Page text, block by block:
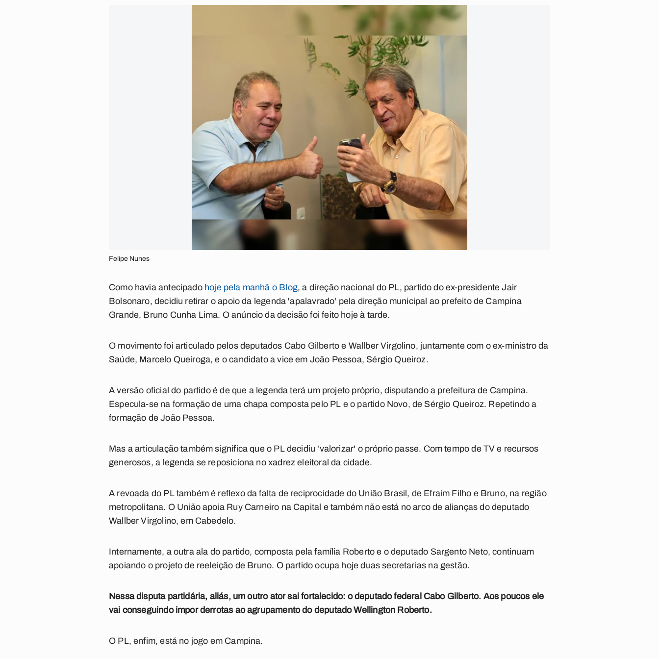
Felipe Nunes
Como havia antecipado hoje pela manhã o Blog, a direção nacional do PL, partido do ex-presidente Jair
Bolsonaro, decidiu retirar o apoio da legenda 'apalavrado' pela direção municipal ao prefeito de Campina
Grande, Bruno Cunha Lima. O anúncio da decisão foi feito hoje à tarde.
O movimento foi articulado pelos deputados Cabo Gilberto e Wallber Virgolino, juntamente com o ex-ministro da
Saúde, Marcelo Queiroga, e o candidato a vice em João Pessoa, Sérgio Queiroz.
A versão oficial do partido é de que a legenda terá um projeto próprio, disputando a prefeitura de Campina.
Especula-se na formação de uma chapa composta pelo PL e o partido Novo, de Sérgio Queiroz. Repetindo a
formação de João Pessoa.
Mas a articulação também significa que o PL decidiu 'valorizar' o próprio passe. Com tempo de TV e recursos
generosos, a legenda se reposiciona no xadrez eleitoral da cidade.
A revoada do PL também é reflexo da falta de reciprocidade do União Brasil, de Efraim Filho e Bruno, na região
metropolitana. O União apoia Ruy Carneiro na Capital e também não está no arco de alianças do deputado
Wallber Virgolino, em Cabedelo.
Internamente, a outra ala do partido, composta pela família Roberto e o deputado Sargento Neto, continuam
apoiando o projeto de reeleição de Bruno. O partido ocupa hoje duas secretarias na gestão.
Nessa disputa partidária, aliás, um outro ator sai fortalecido: o deputado federal Cabo Gilberto. Aos poucos ele
vai conseguindo impor derrotas ao agrupamento do deputado Wellington Roberto.
O PL, enfim, está no jogo em Campina.